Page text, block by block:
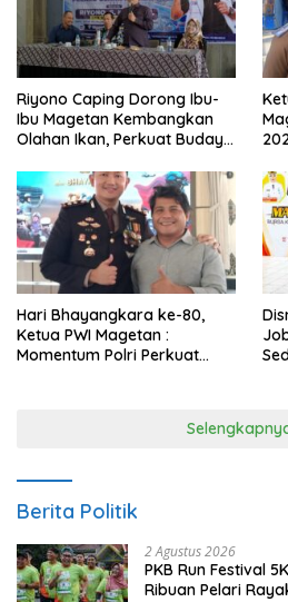
Riyono Caping Dorong Ibu-
Ibu Magetan Kembangkan
Olahan Ikan, Perkuat Budaya
Hari Bhayangkara ke-80,
Ketua PWI Magetan :
Momentum Polri Perkuat
Berita Politik
2 Agustus 2026
PKB Run Festival
Ribuan Pelari